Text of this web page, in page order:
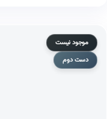
موجود نیست
دست دوم